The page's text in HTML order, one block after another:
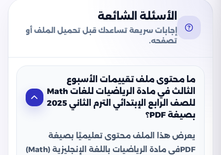
الأسئلة الشائعة
إجابات سريعة تساعدك قبل تحميل الملف أو
تصفحه.
ما محتوى ملف تقييمات الأسبوع
الثالث في مادة الرياضيات للغات Math
للصف الرابع الإبتدائي الترم الثاني 2025
بصيغة PDF؟
يعرض هذا الملف محتوى تعليميًا بصيغة
PDFفي مادة الرياضيات باللغة الإنجليزية (Math)